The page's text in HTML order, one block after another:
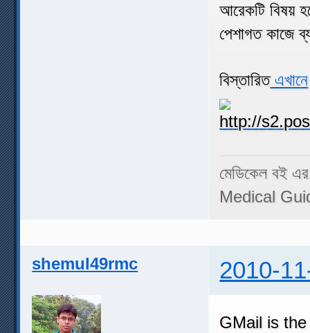
আরেকটি বিষয়
পেশাগত কাজে
বিস্তারিতএখানে
মেডিকেল বই
Medical
shemul49rmc 2010-
GMail is